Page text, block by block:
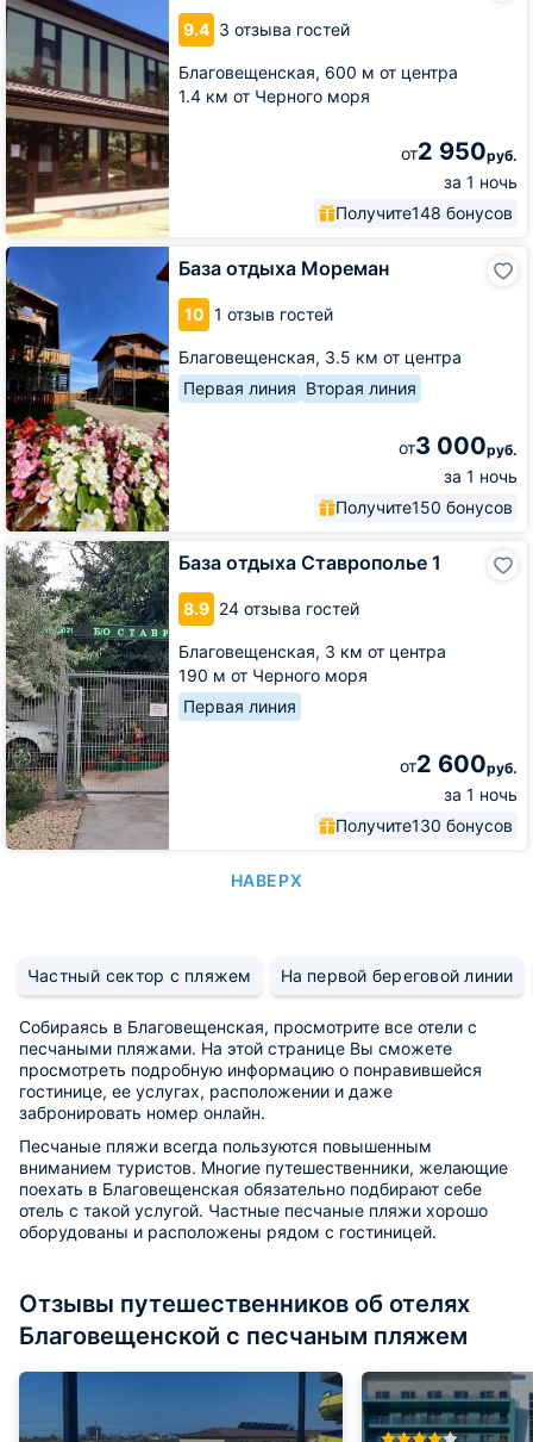
9.4 3 отзыва гостей
Благовещенская, 600 м от центра
1.4 км от Черного моря
от2 950руб.
за 1 ночь
Получите148 бонусов
Ласковый
берег
База отдыха Мореман
10 1 отзыв гостей
Благовещенская, 3.5 км от центра
Первая линия Вторая линия
от3 000руб.
за 1 ночь
Получите150 бонусов
База
отдыха
Мореман
База отдыха Ставрополье 1
8.9 24 отзыва гостей
Благовещенская, 3 км от центра
190 м от Черного моря
Первая линия
от2 600руб.
за 1 ночь
Получите130 бонусов
База
отдыха
Ставрополье
1
НАВЕРХ
Частный сектор с пляжем На первой береговой линии
Собираясь в Благовещенская, просмотрите все отели с
песчаными пляжами. На этой странице Вы сможете
просмотреть подробную информацию о понравившейся
гостинице, ее услугах, расположении и даже
забронировать номер онлайн.
Песчаные пляжи всегда пользуются повышенным
вниманием туристов. Многие путешественники, желающие
поехать в Благовещенская обязательно подбирают себе
отель с такой услугой. Частные песчаные пляжи хорошо
оборудованы и расположены рядом с гостиницей.
Отзывы путешественников об отелях
Благовещенской с песчаным пляжем